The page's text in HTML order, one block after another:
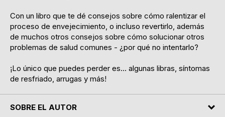
Con un libro que te dé consejos sobre cómo ralentizar el
proceso de envejecimiento, o incluso revertirlo, además
de muchos otros consejos sobre cómo solucionar otros
problemas de salud comunes - ¿por qué no intentarlo?
¡Lo único que puedes perder es... algunas libras, síntomas
de resfriado, arrugas y más!
SOBRE EL AUTOR